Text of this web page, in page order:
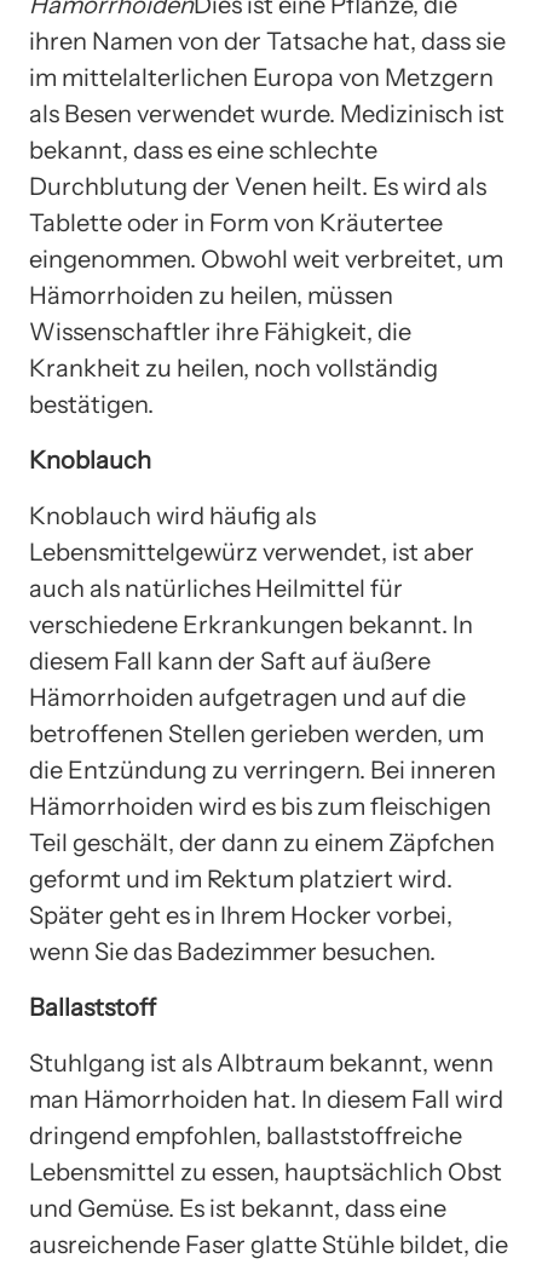
ihren Namen von der Tatsache hat, dass sie
im mittelalterlichen Europa von Metzgern
als Besen verwendet wurde. Medizinisch ist
bekannt, dass es eine schlechte
Durchblutung der Venen heilt. Es wird als
Tablette oder in Form von Kräutertee
eingenommen. Obwohl weit verbreitet, um
Hämorrhoiden zu heilen, müssen
Wissenschaftler ihre Fähigkeit, die
Krankheit zu heilen, noch vollständig
bestätigen.
Knoblauch
Knoblauch wird häufig als
Lebensmittelgewürz verwendet, ist aber
auch als natürliches Heilmittel für
verschiedene Erkrankungen bekannt. In
diesem Fall kann der Saft auf äußere
Hämorrhoiden aufgetragen und auf die
betroffenen Stellen gerieben werden, um
die Entzündung zu verringern. Bei inneren
Hämorrhoiden wird es bis zum fleischigen
Teil geschält, der dann zu einem Zäpfchen
geformt und im Rektum platziert wird.
Später geht es in Ihrem Hocker vorbei,
wenn Sie das Badezimmer besuchen.
Ballaststoff
Stuhlgang ist als Albtraum bekannt, wenn
man Hämorrhoiden hat. In diesem Fall wird
dringend empfohlen, ballaststoffreiche
Lebensmittel zu essen, hauptsächlich Obst
und Gemüse. Es ist bekannt, dass eine
ausreichende Faser glatte Stühle bildet, die